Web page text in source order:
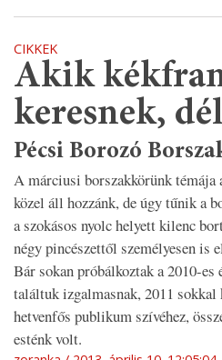
CIKKEK
Akik
keresnek,
Pécsi Borozó
A márciusi borszakkörünk
közel áll hozzánk, de úgy tűnik a
a szokásos nyolc helyett kilenc
négy pincészettől személyesen is
Bár sokan próbálkoztak a 2010-
találtuk izgalmasnak, 2011
hetvenfős publikum szívéhez,
esténk volt.